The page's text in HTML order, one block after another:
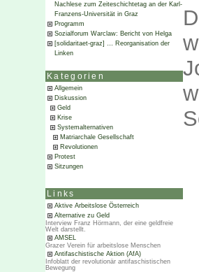
Nachlese zum Zeiteschichtetag an der Karl-
Franzens-Universität in Graz
Programm
Sozialforum Warclaw: Bericht von Helga
[solidaritaet-graz] … Reorganisation der
Linken
Kategorien
Allgemein
Diskussion
Geld
Krise
Systemalternativen
Matriarchale Gesellschaft
Revolutionen
Protest
Sitzungen
Links
Aktive Arbeitslose Österreich
Alternative zu Geld
Interview Franz Hörmann, der eine geldfreie
Welt darstellt.
AMSEL
Grazer Verein für arbeitslose Menschen
Antifaschistische Aktion (AfA)
Infoblatt der revolutionär antifaschistischen
Bewegung